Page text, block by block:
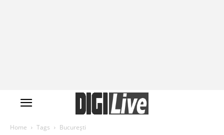
Home Tags București